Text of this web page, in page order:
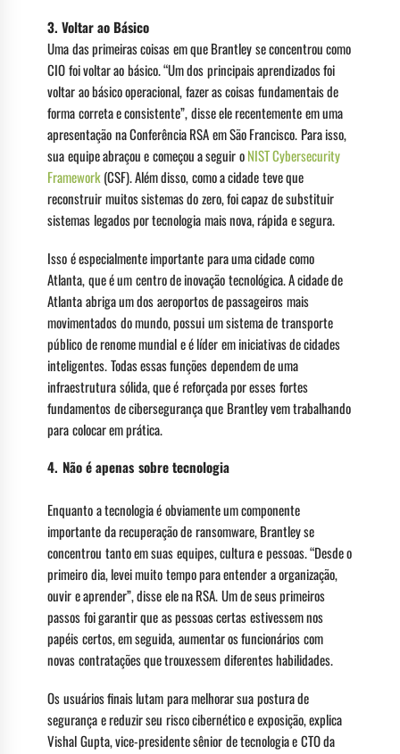
3. Voltar ao Básico
Uma das primeiras coisas em que Brantley se concentrou como
CIO foi voltar ao básico. “Um dos principais aprendizados foi
voltar ao básico operacional, fazer as coisas fundamentais de
forma correta e consistente”, disse ele recentemente em uma
apresentação na Conferência RSA em São Francisco. Para isso,
sua equipe abraçou e começou a seguir oNIST Cybersecurity
Framework(CSF). Além disso, como a cidade teve que
reconstruir muitos sistemas do zero, foi capaz de substituir
sistemas legados por tecnologia mais nova, rápida e segura.
Isso é especialmente importante para uma cidade como
Atlanta, que é um centro de inovação tecnológica. A cidade de
Atlanta abriga um dos aeroportos de passageiros mais
movimentados do mundo, possui um sistema de transporte
público de renome mundial e é líder em iniciativas de cidades
inteligentes. Todas essas funções dependem de uma
infraestrutura sólida, que é reforçada por esses fortes
fundamentos de cibersegurança que Brantley vem trabalhando
para colocar em prática.
4. Não é apenas sobre tecnologia
Enquanto a tecnologia é obviamente um componente
importante da recuperação de ransomware, Brantley se
concentrou tanto em suas equipes, cultura e pessoas. “Desde o
primeiro dia, levei muito tempo para entender a organização,
ouvir e aprender”, disse ele na RSA. Um de seus primeiros
passos foi garantir que as pessoas certas estivessem nos
papéis certos, em seguida, aumentar os funcionários com
novas contratações que trouxessem diferentes habilidades.
Os usuários finais lutam para melhorar sua postura de
segurança e reduzir seu risco cibernético e exposição, explica
Vishal Gupta, vice-presidente sênior de tecnologia e CTO da